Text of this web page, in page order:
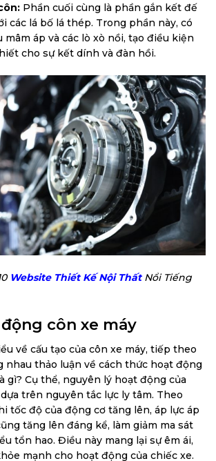
Phần cuối cùng là phần gắn kết đế
các lá bố lá thép. Trong phần này, có
mâm áp và các lò xò nồi, tạo điều kiện
cho sự kết dính và đàn hồi.
Website Thiết Kế Nội Thất Nổi Tiếng
côn xe máy
về cấu tạo của côn xe máy, tiếp theo
nhau thảo luận về cách thức hoạt động
gì? Cụ thể, nguyên lý hoạt động của
trên nguyên tắc lực ly tâm. Theo
tốc độ của động cơ tăng lên, áp lực áp
tăng lên đáng kể, làm giảm ma sát
tổn hao. Điều này mang lại sự êm ái,
mạnh cho hoạt động của chiếc xe.